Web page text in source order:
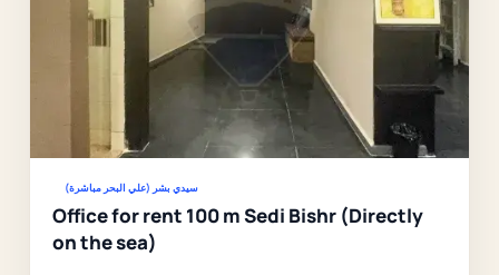
سيدي بشر (علي البحر مباشرة)
Office for rent 100 m Sedi Bishr (Directly
on the sea)